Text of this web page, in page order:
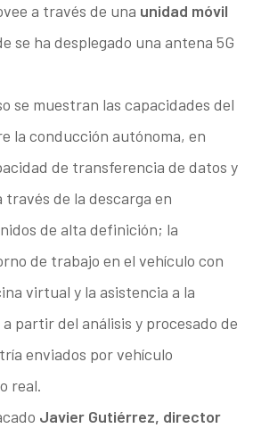
a través de una unidad móvil
se ha desplegado una antena 5G
se muestran las capacidades del
la conducción autónoma, en
de transferencia de datos y
de la descarga en
de alta definición; la
de trabajo en el vehículo con
virtual y la asistencia a la
partir del análisis y procesado de
enviados por vehículo
real.
Javier Gutiérrez, director